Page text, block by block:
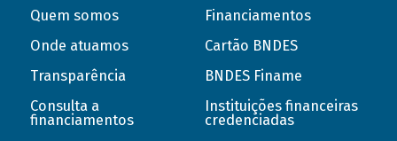
Quem somos
Onde atuamos
Transparência
Consulta a
financiamentos
Financiamentos
Cartão BNDES
BNDES Finame
Instituições financeiras
credenciadas